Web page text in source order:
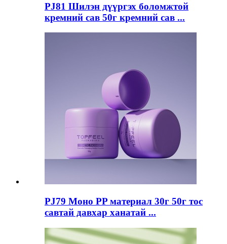
PJ81 Шилэн дүүргэх боломжтой
кремний сав 50г кремний сав ...
PJ79 Моно PP материал 30г 50г тос
савтай давхар ханатай ...